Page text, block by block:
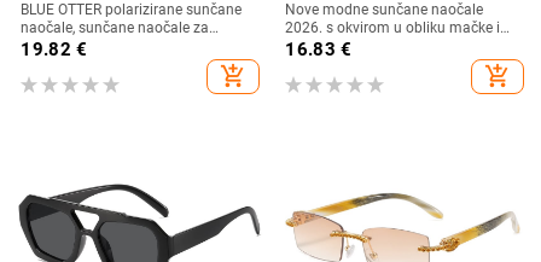
BLUE OTTER polarizirane sunčane
naočale, sunčane naočale za
sportove na otvorenom, sunčane
naočale za plažu, naočale za
ribolov, sunčane naočale za vožnju,
19.82 €
add_shopping_cart
Nove modne sunčane naočale
2026. s okvirom u obliku mačke i
zlatnim rubom - moderne,
16.83 €
add_shopping_cart